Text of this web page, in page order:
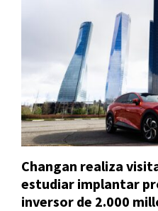
Changan realiza
estudiar implantar
inversor de 2.000